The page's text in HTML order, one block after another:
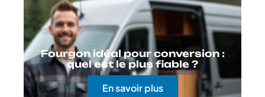
Fourgon idéal pour conversion :
quel est le plus fiable ?
En savoir plus